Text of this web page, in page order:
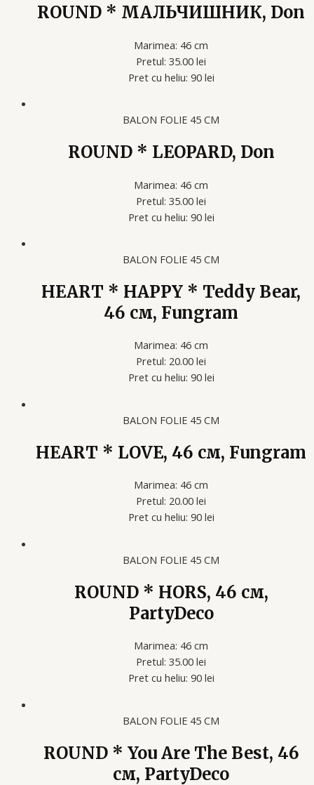
ROUND * МАЛЬЧИШНИК, Don
Marimea: 46 cm
Pretul: 35.00 lei
Pret cu heliu: 90 lei
BALON FOLIE 45 CM
ROUND * LEOPARD, Don
Marimea: 46 cm
Pretul: 35.00 lei
Pret cu heliu: 90 lei
BALON FOLIE 45 CM
HEART * HAPPY * Teddy Bear,
46 см, Fungram
Marimea: 46 cm
Pretul: 20.00 lei
Pret cu heliu: 90 lei
BALON FOLIE 45 CM
HEART * LOVE, 46 см, Fungram
Marimea: 46 cm
Pretul: 20.00 lei
Pret cu heliu: 90 lei
BALON FOLIE 45 CM
ROUND * HORS, 46 см,
PartyDeco
Marimea: 46 cm
Pretul: 35.00 lei
Pret cu heliu: 90 lei
BALON FOLIE 45 CM
ROUND * You Are The Best, 46
см, PartyDeco